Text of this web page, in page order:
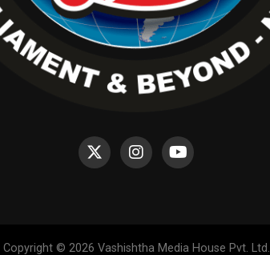
Copyright © 2026 Vashishtha Media House Pvt. Ltd.